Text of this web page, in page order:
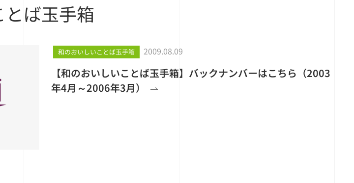
ば玉手箱
和のおいしいことば玉手箱 2009.08.09
【和のおいしいことば玉手箱】バックナンバーはこちら（2003
年4月～2006年3月）